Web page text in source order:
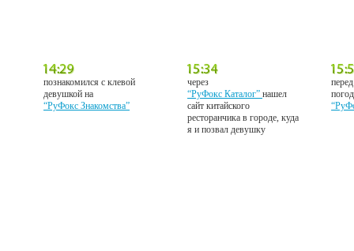
познакомился с клевой
девушкой на
“РуФокс Знакомства”
через
“РуФокс Каталог”нашел
сайт китайского
ресторанчика в городе, куда
я и позвал девушку